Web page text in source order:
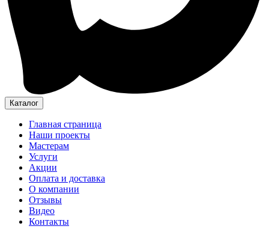
Каталог
Главная страница
Наши проекты
Мастерам
Услуги
Акции
Оплата и доставка
О компании
Отзывы
Видео
Контакты